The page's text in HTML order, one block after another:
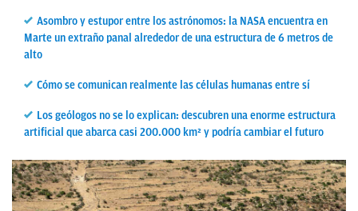
Asombro y estupor entre los astrónomos: la NASA encuentra en
Marte un extraño panal alrededor de una estructura de 6 metros de
alto
Cómo se comunican realmente las células humanas entre sí
Los geólogos no se lo explican: descubren una enorme estructura
artificial que abarca casi 200.000 km² y podría cambiar el futuro